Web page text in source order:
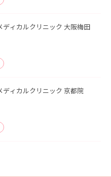
ディカルクリニック 大阪梅田
ディカルクリニック 京都院